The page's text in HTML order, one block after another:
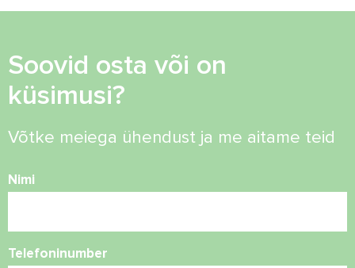
Soovid osta või on
küsimusi?
Võtke meiega ühendust ja me aitame teid
Nimi
Telefoninumber